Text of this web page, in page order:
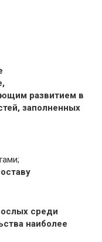
развитием в
заполненных
среди
наиболее